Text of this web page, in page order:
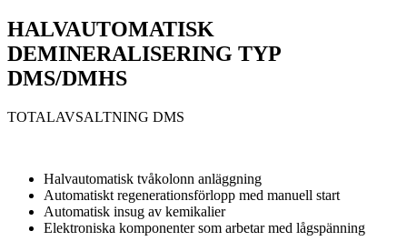
HALVAUTOMATISK
DEMINERALISERING TYP
DMS/DMHS
TOTALAVSALTNING DMS
Halvautomatisk tvåkolonn anläggning
Automatiskt regenerationsförlopp med manuell start
Automatisk insug av kemikalier
Elektroniska komponenter som arbetar med lågspänning